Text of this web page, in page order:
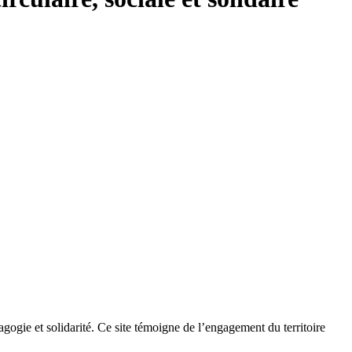
et solidarité. Ce site témoigne de l’engagement du territoire